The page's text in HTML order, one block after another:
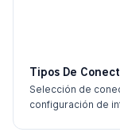
Tipos De
Selección de
configuración de